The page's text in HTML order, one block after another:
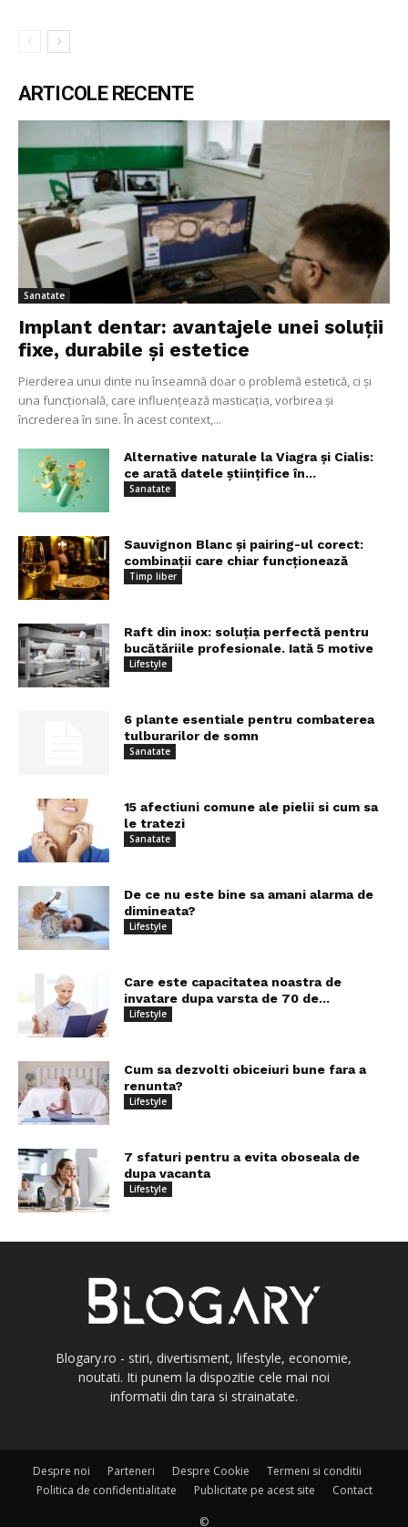
ARTICOLE RECENTE
Sanatate
Implant dentar: avantajele unei soluții
fixe, durabile și estetice
Pierderea unui dinte nu înseamnă doar o problemă estetică, ci și
una funcțională, care influențează masticația, vorbirea și
încrederea în sine. În acest context,...
Alternative naturale la Viagra și Cialis:
ce arată datele științifice în...
Sanatate
Sauvignon Blanc și pairing-ul corect:
combinații care chiar funcționează
Timp liber
Raft din inox: soluția perfectă pentru
bucătăriile profesionale. Iată 5 motive
Lifestyle
6 plante esentiale pentru combaterea
tulburarilor de somn
Sanatate
15 afectiuni comune ale pielii si cum sa
le tratezi
Sanatate
De ce nu este bine sa amani alarma de
dimineata?
Lifestyle
Care este capacitatea noastra de
invatare dupa varsta de 70 de...
Lifestyle
Cum sa dezvolti obiceiuri bune fara a
renunta?
Lifestyle
7 sfaturi pentru a evita oboseala de
dupa vacanta
Lifestyle
Blogary.ro - stiri, divertisment, lifestyle, economie,
noutati. Iti punem la dispozitie cele mai noi
informatii din tara si strainatate.
Despre noi Parteneri Despre Cookie
Termeni si conditii
Politica de confidentialitate
Publicitate pe acest site Contact
©